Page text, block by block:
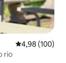
4,98 de uma
4,98 (100)
rio